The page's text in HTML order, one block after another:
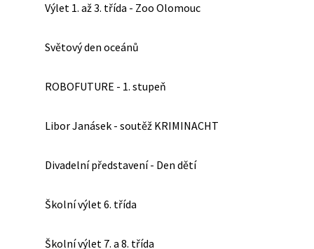
Výlet 1. až 3. třída - Zoo Olomouc
Světový den oceánů
ROBOFUTURE - 1. stupeň
Libor Janásek - soutěž KRIMINACHT
Divadelní představení - Den dětí
Školní výlet 6. třída
Školní výlet 7. a 8. třída